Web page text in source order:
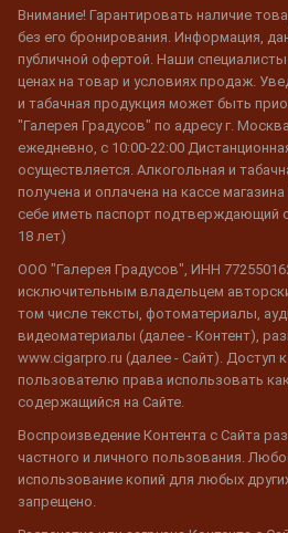
Внимание! Гарантировать наличие
без его бронирования. Информация,
публичной офертой. Наши
ценах на товар и условиях продаж.
и табачная продукция может быть
"Галерея Градусов" по адресу г.
ежедневно, с 10:00-22:00
осуществляется. Алкогольная и
получена и оплачена на кассе
себе иметь паспорт подтверждающий
18 лет)
ООО "Галерея Градусов", ИНН
исключительным владельцем
том числе тексты, фотоматериалы,
видеоматериалы (далее - Контент),
www.cigarpro.ru (далее - Сайт). Доступ
пользователю права использовать
содержащийся на Сайте.
Воспроизведение Контента с Сайта
частного и личного пользования.
использование копий для любых
запрещено.